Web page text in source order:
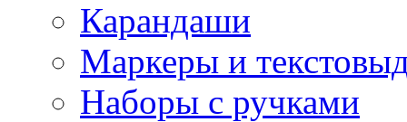
Карандаши
Маркеры и
Наборы с ручками